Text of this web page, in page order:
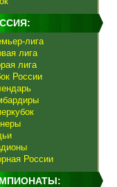
лига
лига
лига
России
России